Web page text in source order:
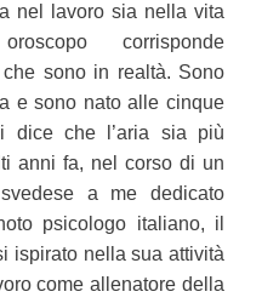
nel lavoro sia nella vita
corrisponde
sono in realtà. Sono
e sono nato alle cinque
dice che l’aria sia più
anni fa, nel corso di un
a me dedicato
psicologo italiano, il
ispirato nella sua attività
come allenatore della